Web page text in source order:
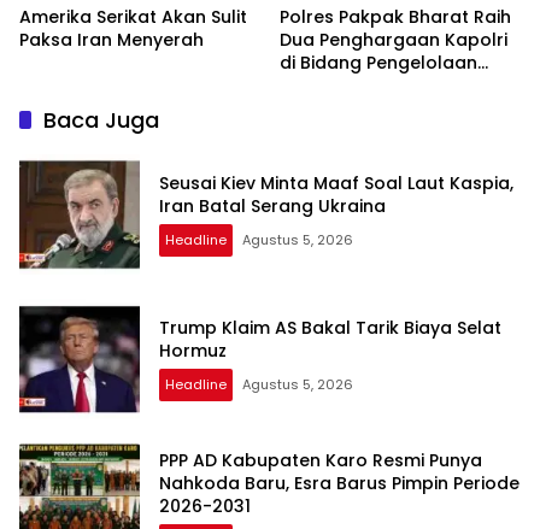
Amerika Serikat Akan Sulit
Paksa Iran Menyerah
Polres Pakpak Bharat Raih
Dua Penghargaan Kapolri
di Bidang Pengelolaan
Baca Juga
Seusai Kiev Minta Maaf Soal Laut Kaspia,
Iran Batal Serang Ukraina
Headline Agustus 5, 2026
Trump Klaim AS Bakal Tarik Biaya Selat
Hormuz
Headline Agustus 5, 2026
PPP AD Kabupaten Karo Resmi Punya
Nahkoda Baru, Esra Barus Pimpin Periode
2026-2031